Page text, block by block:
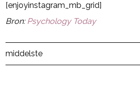
[enjoyinstagram_mb_grid]
Bron: Psychology Today
middelste